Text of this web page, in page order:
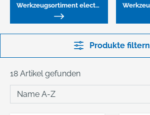
Werkzeugsortiment electric, 27-teilig
Produkte filtern
18 Artikel gefunden